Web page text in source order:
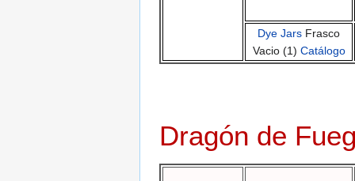
Dye Jars Frasco
Vacio (1) Catálogo
Dragón de